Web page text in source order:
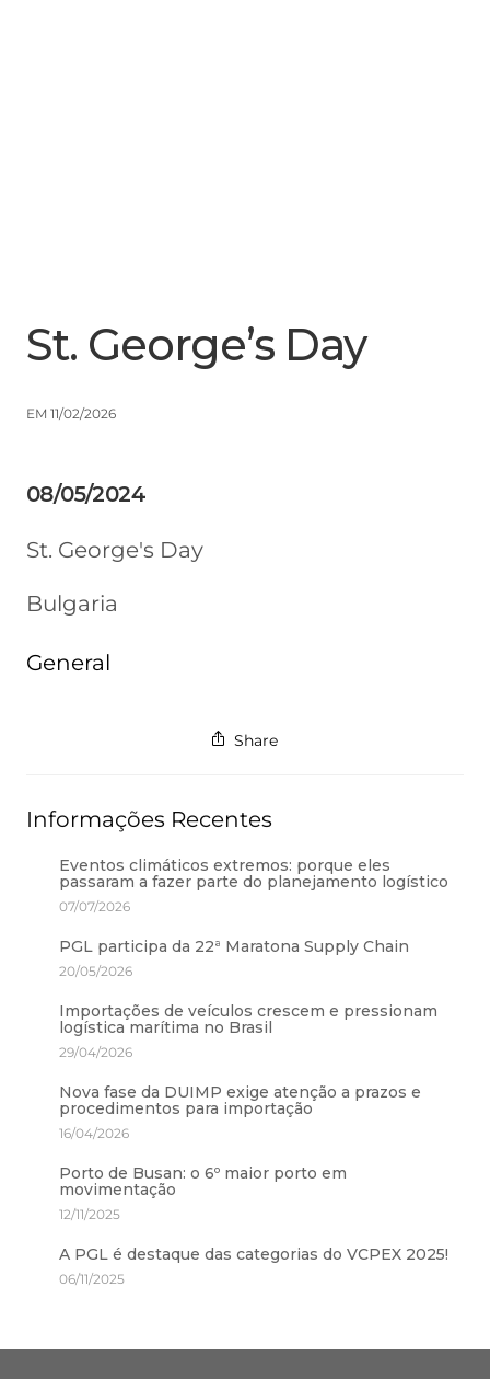
St. George’s Day
EM 11/02/2026
08/05/2024
St. George's Day
Bulgaria
General
Share
Informações Recentes
Eventos climáticos extremos: porque eles
passaram a fazer parte do planejamento logístico
07/07/2026
PGL participa da 22ª Maratona Supply Chain
20/05/2026
Importações de veículos crescem e pressionam
logística marítima no Brasil
29/04/2026
Nova fase da DUIMP exige atenção a prazos e
procedimentos para importação
16/04/2026
Porto de Busan: o 6º maior porto em
movimentação
12/11/2025
A PGL é destaque das categorias do VCPEX 2025!
06/11/2025